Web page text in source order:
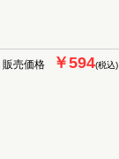
販売価格 ￥594(税込)